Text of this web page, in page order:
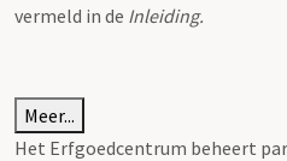
vermeld in de Inleiding.
Meer...
Het Erfgoedcentrum beheert